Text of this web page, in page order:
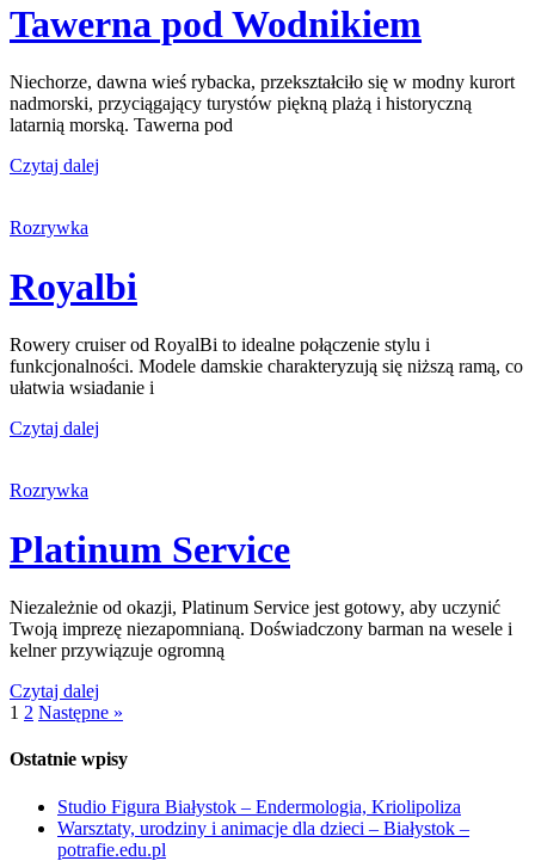
Tawerna pod Wodnikiem
Niechorze, dawna wieś rybacka, przekształciło się w modny kurort
nadmorski, przyciągający turystów piękną plażą i historyczną
latarnią morską. Tawerna pod
Czytaj dalej
Rozrywka
Royalbi
Rowery cruiser od RoyalBi to idealne połączenie stylu i
funkcjonalności. Modele damskie charakteryzują się niższą ramą, co
ułatwia wsiadanie i
Czytaj dalej
Rozrywka
Platinum Service
Niezależnie od okazji, Platinum Service jest gotowy, aby uczynić
Twoją imprezę niezapomnianą. Doświadczony barman na wesele i
kelner przywiązuje ogromną
Czytaj dalej
1 2 Następne »
Ostatnie wpisy
Studio Figura Białystok – Endermologia, Kriolipoliza
Warsztaty, urodziny i animacje dla dzieci – Białystok –
potrafie.edu.pl